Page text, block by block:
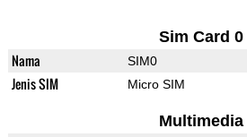
Sim Card 0
Nama SIM0
Jenis SIM Micro SIM
Multimedia